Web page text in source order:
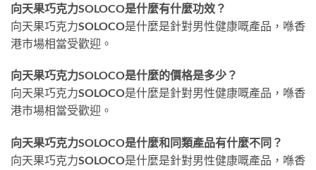
向天果巧克力SOLOCO是什麼有什麼功效？
向天果巧克力SOLOCO是什麼是針對男性健康嘅產品，喺香
港市場相當受歡迎。
向天果巧克力SOLOCO是什麼的價格是多少？
向天果巧克力SOLOCO是什麼是針對男性健康嘅產品，喺香
港市場相當受歡迎。
向天果巧克力SOLOCO是什麼和同類產品有什麼不同？
向天果巧克力SOLOCO是什麼是針對男性健康嘅產品，喺香